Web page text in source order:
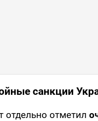
санкции
отдельно отметил